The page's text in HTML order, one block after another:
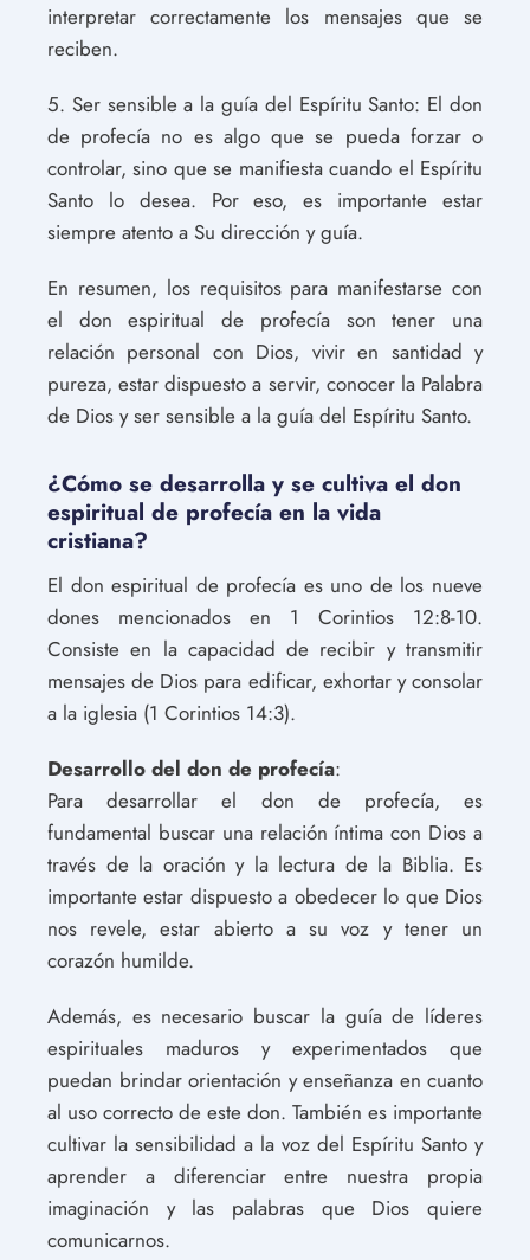
interpretar correctamente los mensajes que se
reciben.
5. Ser sensible a la guía del Espíritu Santo: El don
de profecía no es algo que se pueda forzar o
controlar, sino que se manifiesta cuando el Espíritu
Santo lo desea. Por eso, es importante estar
siempre atento a Su dirección y guía.
En resumen, los requisitos para manifestarse con
el don espiritual de profecía son tener una
relación personal con Dios, vivir en santidad y
pureza, estar dispuesto a servir, conocer la Palabra
de Dios y ser sensible a la guía del Espíritu Santo.
¿Cómo se desarrolla y se cultiva el don
espiritual de profecía en la vida
cristiana?
El don espiritual de profecía es uno de los nueve
dones mencionados en 1 Corintios 12:8-10.
Consiste en la capacidad de recibir y transmitir
mensajes de Dios para edificar, exhortar y consolar
a la iglesia (1 Corintios 14:3).
Desarrollo del don de profecía:
Para desarrollar el don de profecía, es
fundamental buscar una relación íntima con Dios a
través de la oración y la lectura de la Biblia. Es
importante estar dispuesto a obedecer lo que Dios
nos revele, estar abierto a su voz y tener un
corazón humilde.
Además, es necesario buscar la guía de líderes
espirituales maduros y experimentados que
puedan brindar orientación y enseñanza en cuanto
al uso correcto de este don. También es importante
cultivar la sensibilidad a la voz del Espíritu Santo y
aprender a diferenciar entre nuestra propia
imaginación y las palabras que Dios quiere
comunicarnos.